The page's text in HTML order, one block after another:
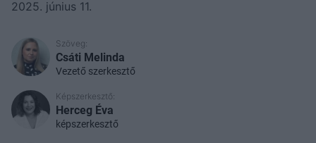
2025. június 11.
Szöveg:
Csáti Melinda
Vezető szerkesztő
Képszerkesztő:
Herceg Éva
képszerkesztő